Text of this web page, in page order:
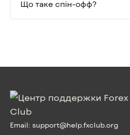
Що таке спін-офф?
Email: support@help.fxclub.org